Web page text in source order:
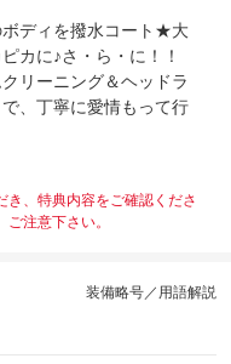
ボディを撥水コート★大
カに♪さ・ら・に！！
リーニング＆ヘッドラ
、丁寧に愛情もって行
、特典内容をご確認くださ
注意下さい。
装備略号／用語解説